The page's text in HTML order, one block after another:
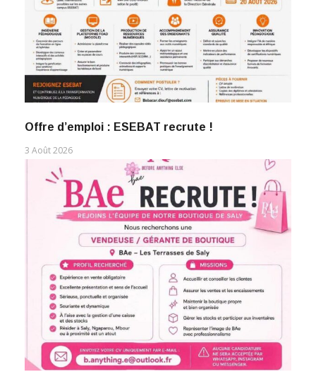
Offre d’emploi : ESEBAT recrute !
3 Août 2026